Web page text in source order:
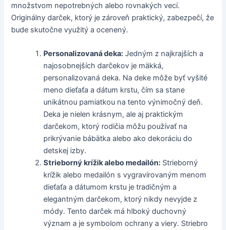
množstvom nepotrebných alebo rovnakých vecí.
Originálny darček, ktorý je zároveň praktický, zabezpečí, že
bude skutočne využitý a ocenený.
Personalizovaná deka: Jedným z najkrajších a
najosobnejších darčekov je mäkká,
personalizovaná deka. Na deke môže byť vyšité
meno dieťaťa a dátum krstu, čím sa stane
unikátnou pamiatkou na tento výnimočný deň.
Deka je nielen krásnym, ale aj praktickým
darčekom, ktorý rodičia môžu používať na
prikrývanie bábätka alebo ako dekoráciu do
detskej izby.
Strieborný krížik alebo medailón: Strieborný
krížik alebo medailón s vygravírovaným menom
dieťaťa a dátumom krstu je tradičným a
elegantným darčekom, ktorý nikdy nevyjde z
módy. Tento darček má hlboký duchovný
význam a je symbolom ochrany a viery. Striebro